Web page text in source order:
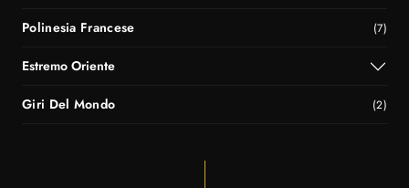
Polinesia Francese (7)
Estremo Oriente
Giri Del Mondo (2)